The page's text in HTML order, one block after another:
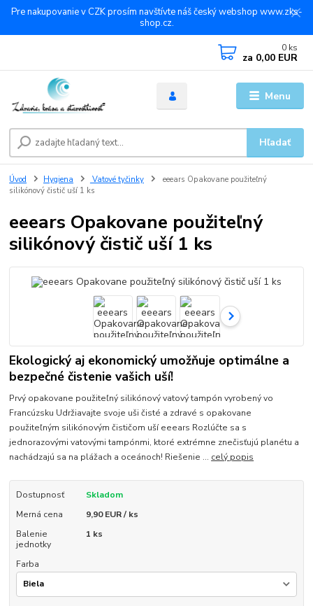
Pre nakupovanie v CZK prosím navštívte náš český webshop www.zks-
shop.cz.
Menu
Hľadať
0 ks
za 0,00 EUR
Úvod Hygiena Vatové tyčinky
eeears Opakovane použiteľný
silikónový čistič uší 1 ks
eeears Opakovane použiteľný
silikónový čistič uší 1 ks
Ekologický aj ekonomický umožňuje optimálne a
bezpečné čistenie vašich uší!
Prvý opakovane použiteľný silikónový vatový tampón vyrobený vo
Francúzsku Udržiavajte svoje uši čisté a zdravé s opakovane
použiteľným silikónovým čističom uší eeears Rozlúčte sa s
jednorazovými vatovými tampónmi, ktoré extrémne znečisťujú planétu a
nachádzajú sa na plážach a oceánoch! Riešenie ... celý popis
Dostupnosť
Skladom
Merná cena
9,90 EUR / ks
Balenie
jednotky
1 ks
Farba